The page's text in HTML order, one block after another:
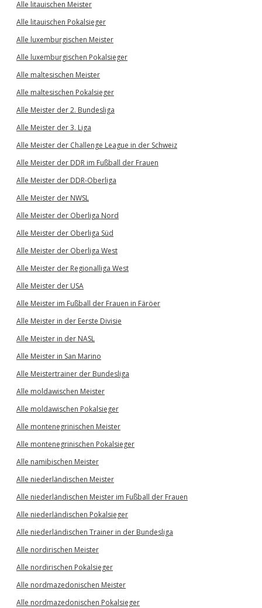
Alle litauischen Meister
Alle litauischen Pokalsieger
Alle luxemburgischen Meister
Alle luxemburgischen Pokalsieger
Alle maltesischen Meister
Alle maltesischen Pokalsieger
Alle Meister der 2. Bundesliga
Alle Meister der 3. Liga
Alle Meister der Challenge League in der Schweiz
Alle Meister der DDR im Fußball der Frauen
Alle Meister der DDR-Oberliga
Alle Meister der NWSL
Alle Meister der Oberliga Nord
Alle Meister der Oberliga Süd
Alle Meister der Oberliga West
Alle Meister der Regionalliga West
Alle Meister der USA
Alle Meister im Fußball der Frauen in Färöer
Alle Meister in der Eerste Divisie
Alle Meister in der NASL
Alle Meister in San Marino
Alle Meistertrainer der Bundesliga
Alle moldawischen Meister
Alle moldawischen Pokalsieger
Alle montenegrinischen Meister
Alle montenegrinischen Pokalsieger
Alle namibischen Meister
Alle niederländischen Meister
Alle niederländischen Meister im Fußball der Frauen
Alle niederländischen Pokalsieger
Alle niederländischen Trainer in der Bundesliga
Alle nordirischen Meister
Alle nordirischen Pokalsieger
Alle nordmazedonischen Meister
Alle nordmazedonischen Pokalsieger